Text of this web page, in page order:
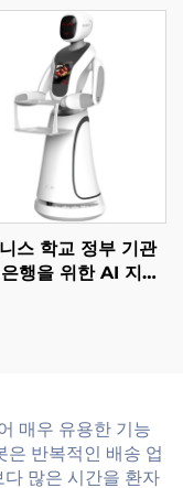
스 학교 정부 기관
행을 위한 AI 지능
매우 유용한 기능
은 반복적인 배송 업
많은 시간을 환자